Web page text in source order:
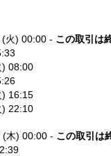
火) 00:00 - この取引は
08:00
16:15
22:10
木) 00:00 - この取引は